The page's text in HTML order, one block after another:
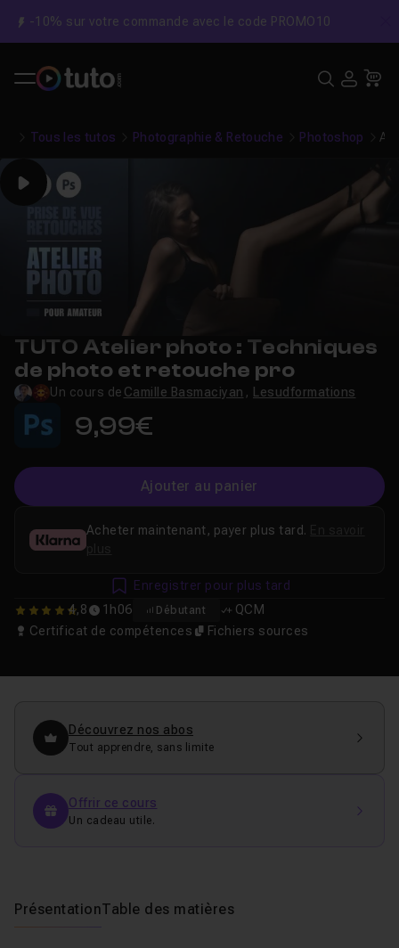
-10% sur votre commande avec le code PROMO10
Tous les tutos Photographie & Retouche Photoshop
Play
TUTO Atelier photo : Techniques
de photo et retouche pro
Un cours de Camille Basmaciyan , Lesudformations
9,99€
Ajouter au panier
4.7931034482759
4,8 1h06 Débutant
QCM
Certificat de compétences
Fichiers sources
Acheter maintenant, payer plus tard.
plus
Enregistrer pour plus tard
Découvrez nos abos
Tout apprendre, sans limite
Offrir ce cours
Un cadeau utile.
PrésentationTable des matières